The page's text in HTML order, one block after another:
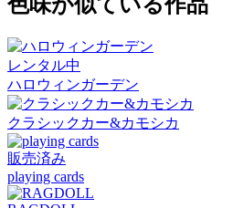
レンタル中
ハロウィンガーデン
クラシックカー&カモシカ
販売済み
playing cards